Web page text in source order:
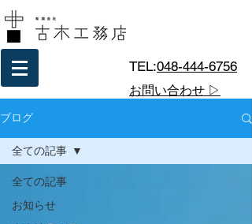
TEL:048-444-6756
お問い合わせ ▷
ブログ
全ての記事
お知らせ
全ての記事